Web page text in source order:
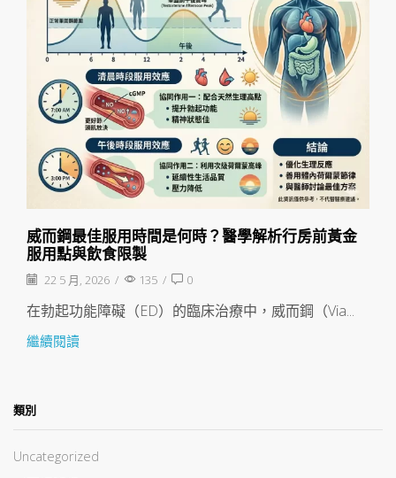
威而鋼最佳服用時間是何時？醫學解析行房前黃金
服用點與飲食限製
22 5 月, 2026 / 135 / 0
在勃起功能障礙（ED）的臨床治療中，威而鋼（Via...
繼續閱讀
類別
Uncategorized